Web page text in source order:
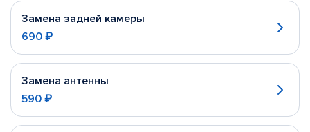
Замена задней камеры
690 ₽
Замена антенны
590 ₽